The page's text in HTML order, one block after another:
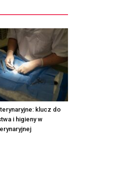
klucz do
i higieny w